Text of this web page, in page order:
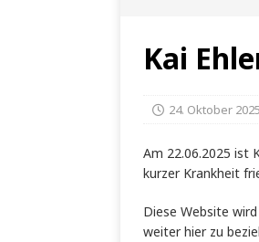
Kai
24. Oktober 2025
Am 22.06.2025 ist
kurzer Krankheit
Diese Website
weiter hier zu